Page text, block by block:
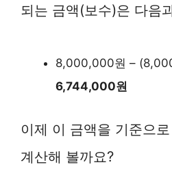
되는 금액(보수)은 다음
8,000,000원 –
6,744,000원
이제 이 금액을 기준으
계산해 볼까요?